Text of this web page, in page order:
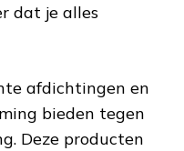
dat je alles
afdichtingen en
bieden tegen
Deze producten